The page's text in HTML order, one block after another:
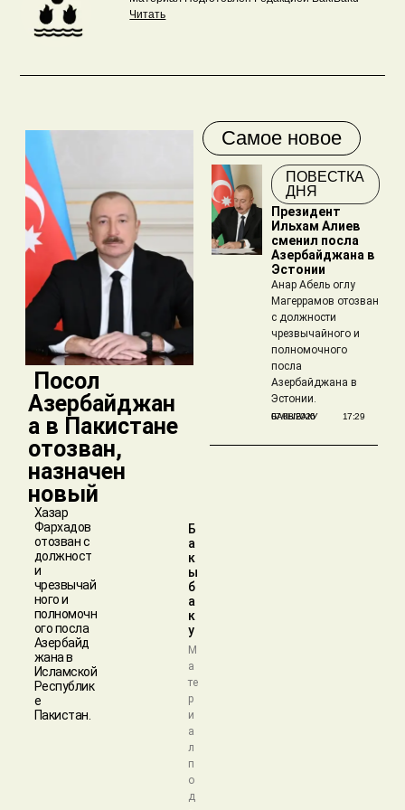
Читать
​ Посол
Азербайджан
а в Пакистане
отозван,
назначен
новый
Хазар
Фархадов
отозван с
должност
и
чрезвычай
ного и
полномочн
ого посла
Азербайд
жана в
Исламской
Республик
е
Пакистан.
Б
а
к
ы
б
а
к
у
М
а
те
р
и
а
л
п
о
д
Самое новое
ПОВЕСТКА
ДНЯ
Президент
Ильхам Алиев
сменил посла
Азербайджана в
Эстонии
Анар Абель оглу
Магеррамов отозван
с должности
чрезвычайного и
полномочного
посла
Азербайджана в
Эстонии.
БАКЫБАКУ
07/08/2026 17:29